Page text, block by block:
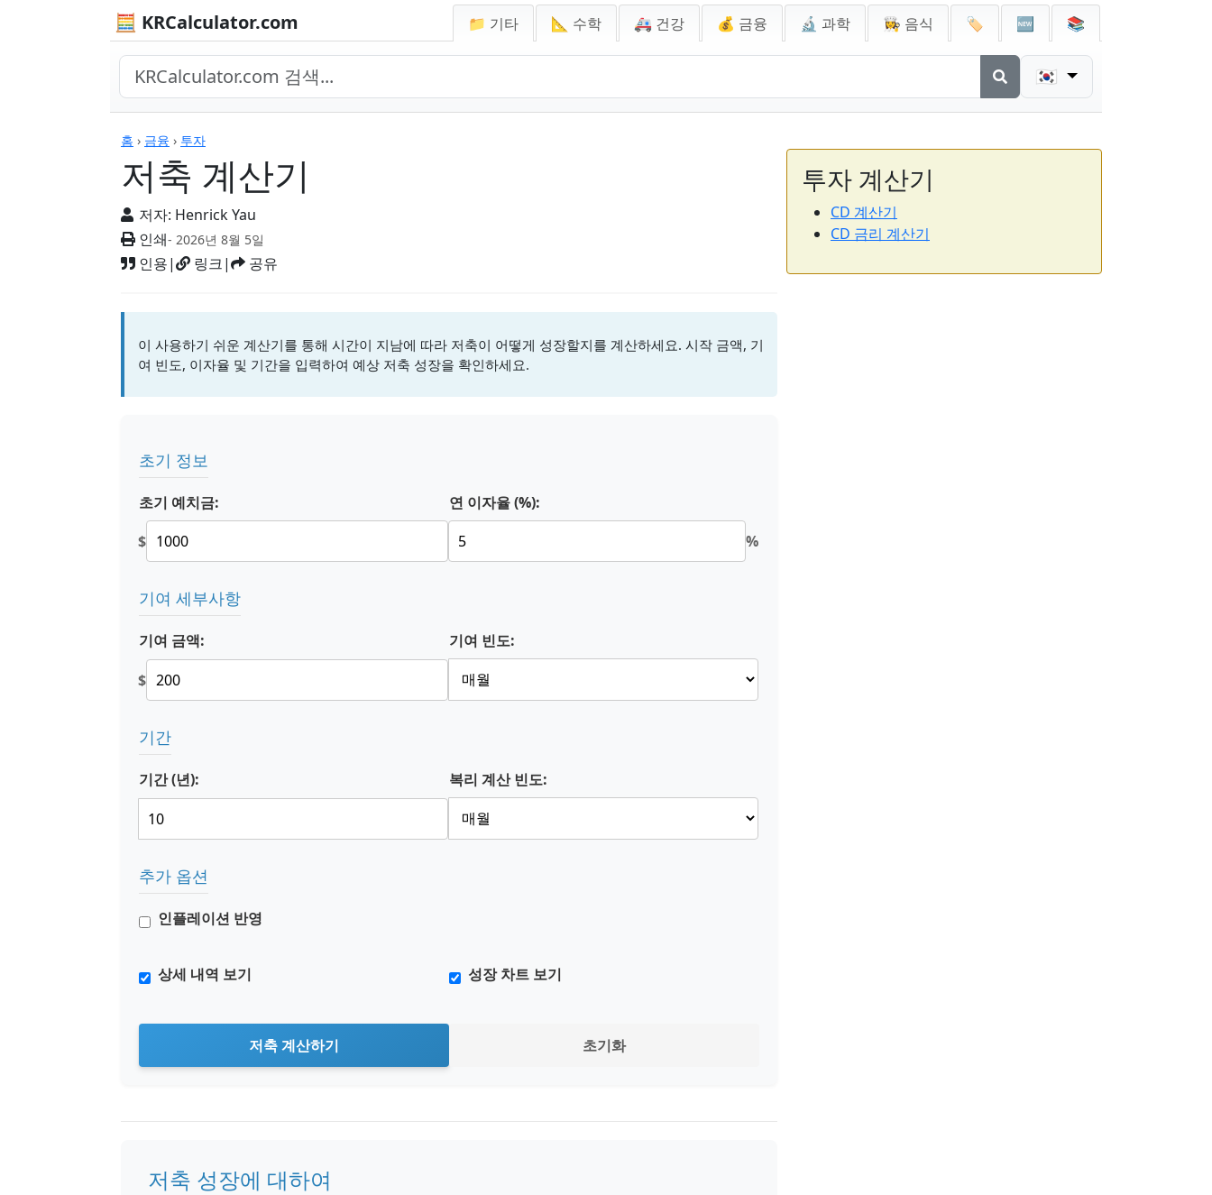
🧮 KRCalculator.com 📁 기타 📐 수학 🚑 건강 💰 금융 🔬 과학 👩‍🍳 음식 🏷️ 🆕 📚
🇰🇷
홈 › 금융 › 투자
저축 계산기
저자: Henrick Yau
인쇄- 2026년 8월 5일
인용| 링크| 공유
계산기
이 사용하기 쉬운 계산기를 통해 시간이 지남에 따라 저축이 어떻게 성장할지를 계산하세요. 시작 금액, 기
여 빈도, 이자율 및 기간을 입력하여 예상 저축 성장을 확인하세요.
초기 정보
초기 예치금:
$
연 이자율 (%):
%
기여 세부사항
기여 금액:
$
기여 빈도:
기간
기간 (년): 복리 계산 빈도:
추가 옵션
인플레이션 반영
상세 내역 보기 성장 차트 보기
저축 계산하기 초기화
저축 성장에 대하여
투자 계산기
CD 계산기
CD 금리 계산기